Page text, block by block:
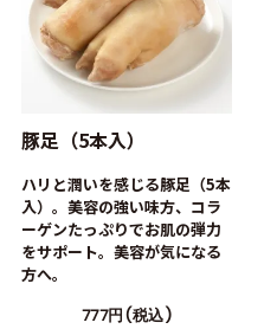
豚足（5本入）
ハリと潤いを感じる豚足（5本
入）。美容の強い味方、コラ
ーゲンたっぷりでお肌の弾力
をサポート。美容が気になる
方へ。
777円(税込)